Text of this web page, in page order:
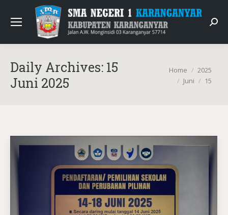
Daily Archives: 15
Juni 2025
You are here:
Home
2025
Juni
15